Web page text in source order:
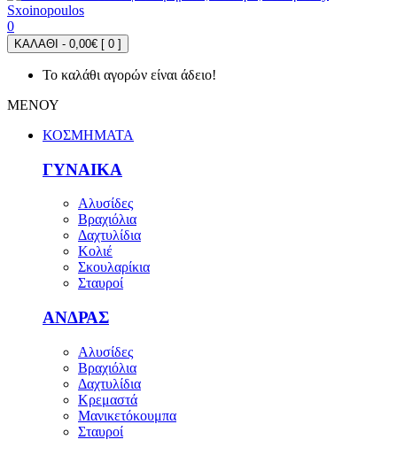
0
ΚΑΛΑΘΙ - 0,00€ [ 0 ]
Το καλάθι αγορών είναι άδειο!
ΜΕΝΟΥ
ΚΟΣΜΗΜΑΤΑ
ΓΥΝΑΙΚΑ
Αλυσίδες
Βραχιόλια
Δαχτυλίδια
Κολιέ
Σκουλαρίκια
Σταυροί
ΑΝΔΡΑΣ
Αλυσίδες
Βραχιόλια
Δαχτυλίδια
Κρεμαστά
Μανικετόκουμπα
Σταυροί